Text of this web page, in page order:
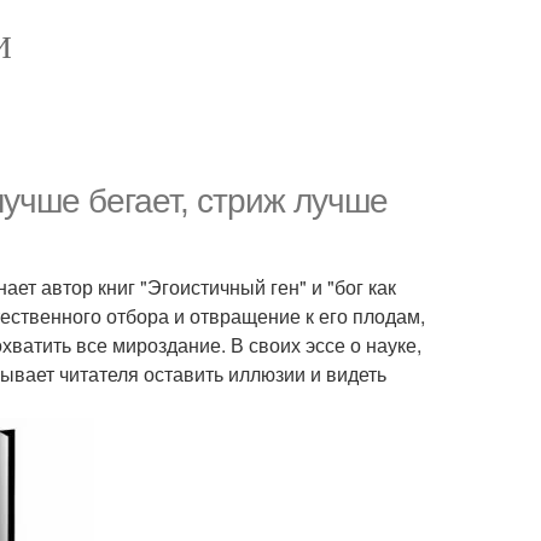
бегает, стриж лучше
автор книг "Эгоистичный ген" и "бог как
отбора и отвращение к его плодам,
все мироздание. В своих эссе о науке,
читателя оставить иллюзии и видеть